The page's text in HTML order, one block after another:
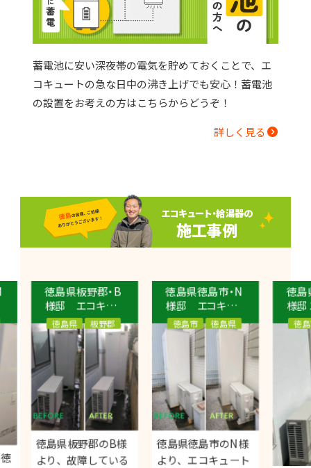
蓄電池に安い深夜帯の電気を貯めておくことで、エ
コキュートの急な日中の沸き上げでも安心！蓄電池
の設置をお考えの方はこちらからどうぞ！
詳しく見る
エコキュート・給湯器の
施工事例
徳島県板野郡・B
様邸 エコキュ
ート交換工事
ダイキン370L
EQA37ZFV
徳島県
板野郡
エコキュート
徳島県板野郡のB様
より、故障している
徳島県徳島市・N
様邸 エコキュ
ート交換工事
Panasonic460L
HE-S46LQS
Sシリーズ
徳島市
徳島県
エコキュート
徳島県徳島市のN様
より、エコキュート
徳島県徳島
様邸 エコキ
ト交換工事
キン
徳島市
徳
エコキュー